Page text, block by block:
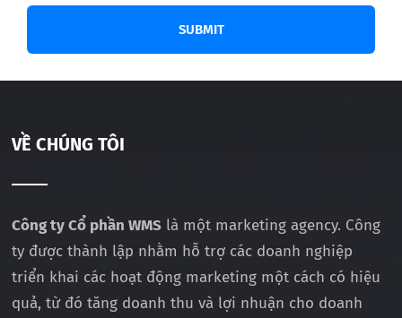
VỀ CHÚNG TÔI
Công ty Cổ phần WMS là một marketing agency. Công
ty được thành lập nhằm hỗ trợ các doanh nghiệp
triển khai các hoạt động marketing một cách có hiệu
quả, từ đó tăng doanh thu và lợi nhuận cho doanh